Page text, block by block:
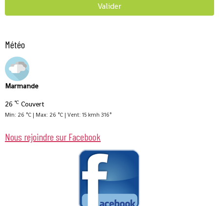
Valider
Météo
Marmande
26 °C Couvert
Min: 26 °C | Max: 26 °C | Vent: 15 kmh 316°
Nous rejoindre sur Facebook